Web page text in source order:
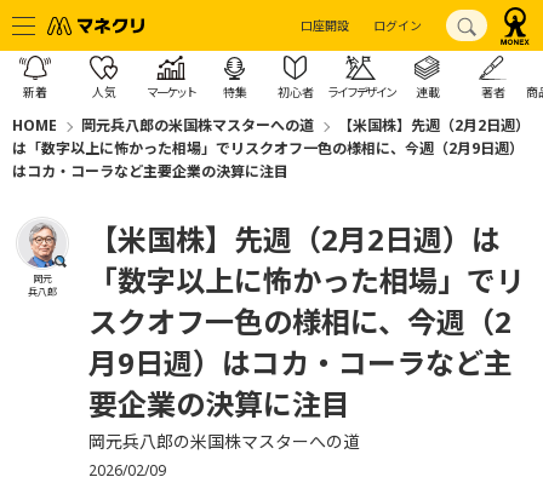
口座開設 ログイン
新着 人気 マーケット 特集 初心者 ライフデザイン 連載 著者 商
HOME 岡元兵八郎の米国株マスターへの道
【米国株】先週（2月2日週）
は「数字以上に怖かった相場」でリスクオフ一色の様相に、今週（2月9日週）
はコカ・コーラなど主要企業の決算に注目
岡元
兵八郎
【米国株】先週（2月2日週）は
「数字以上に怖かった相場」でリ
スクオフ一色の様相に、今週（2
月9日週）はコカ・コーラなど主
要企業の決算に注目
岡元兵八郎の米国株マスターへの道
2026/02/09